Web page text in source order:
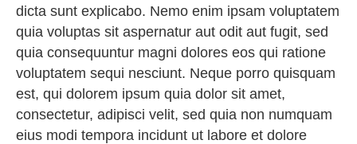
dicta sunt explicabo. Nemo enim ipsam voluptatem
quia voluptas sit aspernatur aut odit aut fugit, sed
quia consequuntur magni dolores eos qui ratione
voluptatem sequi nesciunt. Neque porro quisquam
est, qui dolorem ipsum quia dolor sit amet,
consectetur, adipisci velit, sed quia non numquam
eius modi tempora incidunt ut labore et dolore